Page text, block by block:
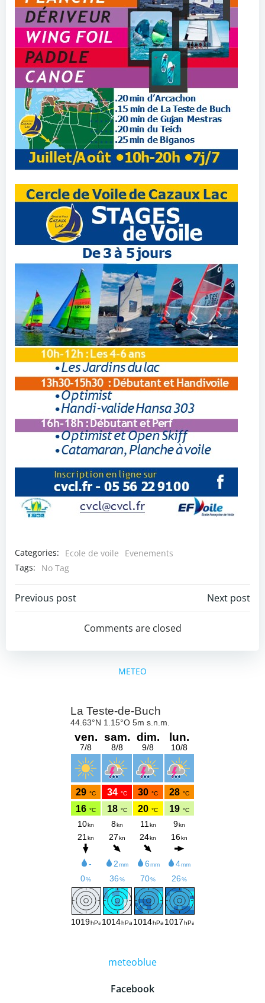
Categories: Ecole de voile
Evenements
Tags:
No Tag
Post
navigation
Previous post
navigation
Next post
Comments are closed
METEO
meteoblue
Facebook